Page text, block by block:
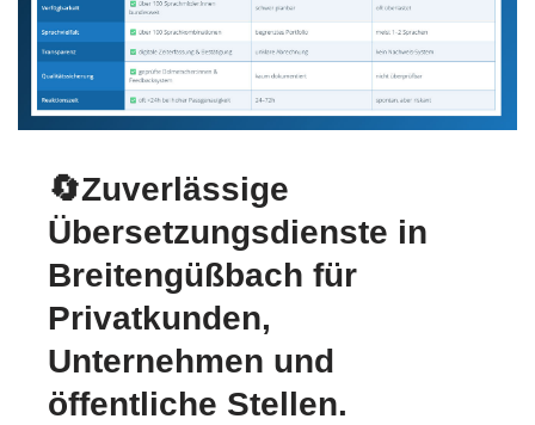
🔄Zuverlässige
Übersetzungsdienste in
Breitengüßbach für
Privatkunden,
Unternehmen und
öffentliche Stellen.